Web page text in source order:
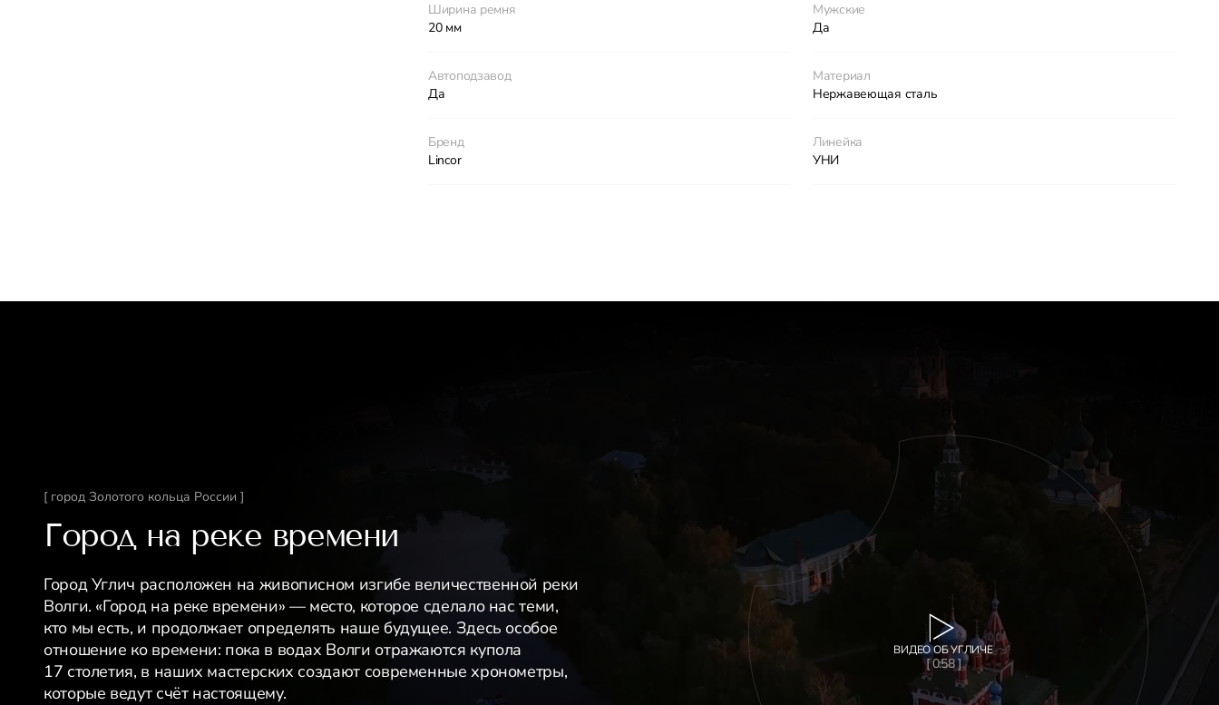
Ширина ремня
20 мм
Мужские
Да
Автоподзавод
Да
Материал
Нержавеющая сталь
Бренд
Lincor
Линейка
УНИ
ВИДЕО ОБ УГЛИЧЕ
[ 0:58 ]
[ город Золотого кольца России ]
Город на реке времени
Город Углич расположен на живописном изгибе величественной реки
Волги. «Город на реке времени» — место, которое сделало нас теми,
кто мы есть, и продолжает определять наше будущее. Здесь особое
отношение ко времени: пока в водах Волги отражаются купола
17 столетия, в наших мастерских создают современные хронометры,
которые ведут счёт настоящему.